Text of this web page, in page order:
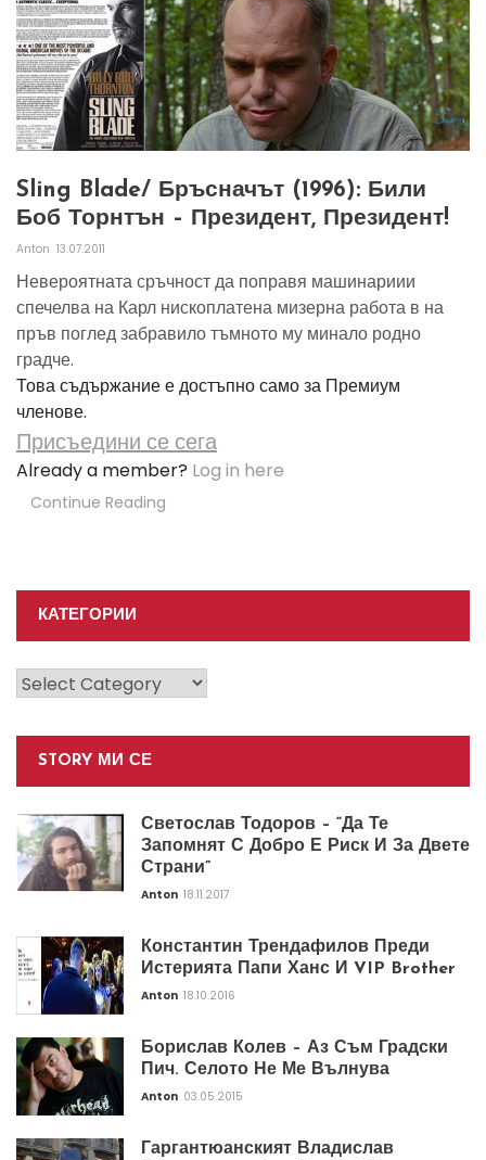
Sling Blade/ Бръсначът (1996): Били
Боб Торнтън – Президент, Президент!
Anton 13.07.2011
Невероятната сръчност да поправя машинариии
спечелва на Карл нископлатена мизерна работа в на
пръв поглед забравило тъмното му минало родно
градче.
Това съдържание е достъпно само за Премиум
членове.
Присъедини се сега
Already a member? Log in here
Continue Reading
КАТЕГОРИИ
Категории
STORY МИ СЕ
Светослав Тодоров – “Да Те
Запомнят С Добро Е Риск И За Двете
Страни”
Anton 18.11.2017
Константин Трендафилов Преди
Истерията Папи Ханс И VIP Brother
Anton 18.10.2016
Борислав Колев – Аз Съм Градски
Пич. Селото Не Ме Вълнува
Anton 03.05.2015
Гаргантюанският Владислав